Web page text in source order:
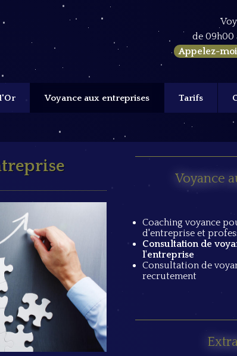
de 09h00
Appelez-
Voyance aux entreprises Tarifs
Voyance
Coaching voyance
d'entreprise et
Consultation de
l'entreprise
Consultation de
recrutement